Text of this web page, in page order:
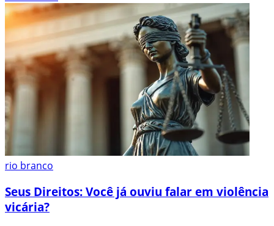
rio branco
Seus Direitos: Você já ouviu falar em violência
vicária?